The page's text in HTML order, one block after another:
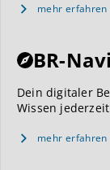
mehr erfahren
BR-
Dein digitaler
Wissen
mehr erfahren